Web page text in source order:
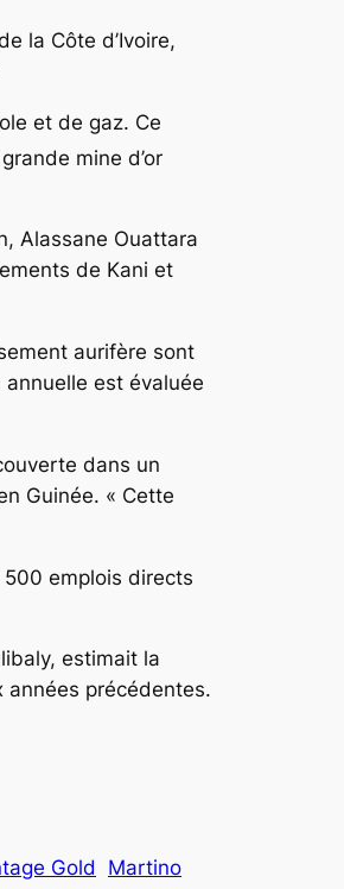
la Côte d’Ivoire,
et de gaz. Ce
mine d’or
Alassane Ouattara
de Kani et
aurifère sont
annuelle est évaluée
dans un
Guinée. « Cette
500 emplois directs
estimait la
années précédentes.
Gold
Martino